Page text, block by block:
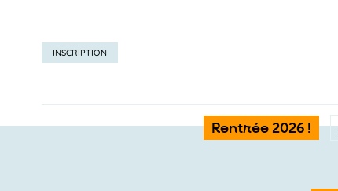
Rentrée 2026 !
INSCRIPTION